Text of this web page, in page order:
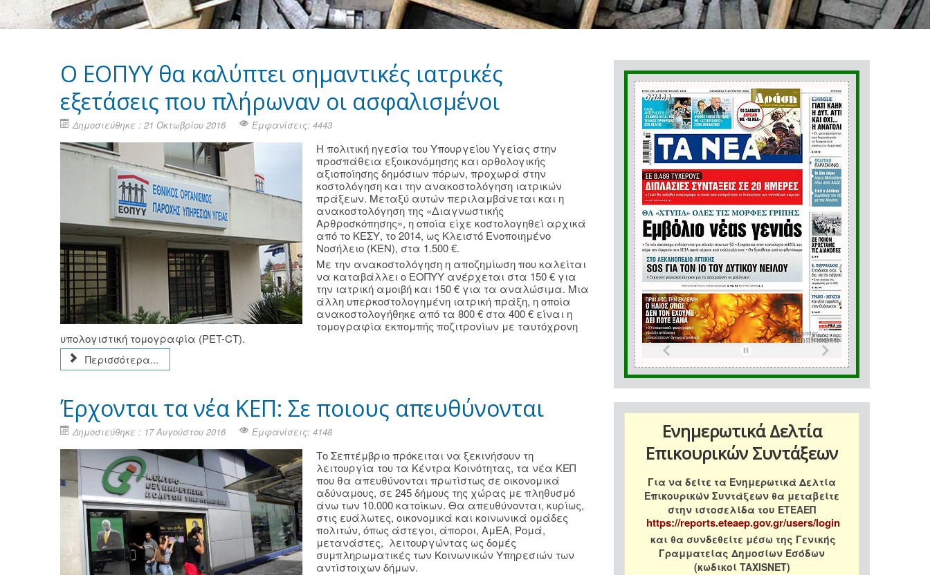
Ο ΕΟΠΥΥ θα καλύπτει σημαντικές ιατρικές
εξετάσεις που πλήρωναν οι ασφαλισμένοι
Δημοσιεύθηκε : 21 Οκτωβρίου 2016 Εμφανίσεις: 4443
Η πολιτική ηγεσία του Υπουργείου Υγείας στην
προσπάθεια εξοικονόμησης και ορθολογικής
αξιοποίησης δημόσιων πόρων, προχωρά στην
κοστολόγηση και την ανακοστολόγηση ιατρικών
πράξεων. Μεταξύ αυτών περιλαμβάνεται και η
ανακοστολόγηση της «Διαγνωστικής
Αρθροσκόπησης», η οποία είχε κοστολογηθεί αρχικά
από το ΚΕΣΥ, το 2014, ως Κλειστό Ενοποιημένο
Νοσήλειο (ΚΕΝ), στα 1.500 €.
Με την ανακοστολόγηση η αποζημίωση που καλείται
να καταβάλλει ο ΕΟΠΥΥ ανέρχεται στα 150 € για
την ιατρική αμοιβή και 150 € για τα αναλώσιμα. Μια
άλλη υπερκοστολογημένη ιατρική πράξη, η οποία
ανακοστολογήθηκε από τα 800 € στα 400 € είναι η
τομογραφία εκπομπής ποζιτρονίων με ταυτόχρονη
υπολογιστική τομογραφία (PET-CT).
Περισσότερα...
Έρχονται τα νέα ΚΕΠ: Σε ποιους απευθύνονται
Δημοσιεύθηκε : 17 Αυγούστου 2016 Εμφανίσεις: 4148
Το Σεπτέμβριο πρόκειται να ξεκινήσουν τη
λειτουργία του τα Κέντρα Κοινότητας, τα νέα ΚΕΠ
που θα απευθύνονται πρωτίστως σε οικονομικά
αδύναμους, σε 245 δήμους της χώρας με πληθυσμό
άνω των 10.000 κατοίκων. Θα απευθύνονται, κυρίως,
στις ευάλωτες, οικονομικά και κοινωνικά ομάδες
πολιτών, όπως άστεγοι, άποροι, ΑμΕΑ, Ρομά,
μετανάστες, λειτουργώντας ως δομές
συμπληρωματικές των Κοινωνικών Υπηρεσιών των
αντίστοιχων δήμων.
Ενημερωτικά Δελτία
Επικουρικών Συντάξεων
Για να δείτε τα Ενημερωτικά Δελτία
Επικουρικών Συντάξεων θα μεταβείτε
στην ιστοσελίδα του ΕΤΕΑΕΠ
https://reports.eteaep.gov.gr/users/login
και θα συνδεθείτε μέσω της Γενικής
Γραμματείας Δημοσίων Εσόδων
(κωδικοί TAXISNET)